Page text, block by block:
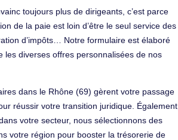
toujours plus de dirigeants, c’est parce
de la paie est loin d’être le seul service des
d’impôts… Notre formulaire est élaboré
les diverses offres personnalisées de nos
dans le Rhône (69) gèrent votre passage
réussir votre transition juridique. Également,
votre secteur, nous sélectionnons des
votre région pour booster la trésorerie de